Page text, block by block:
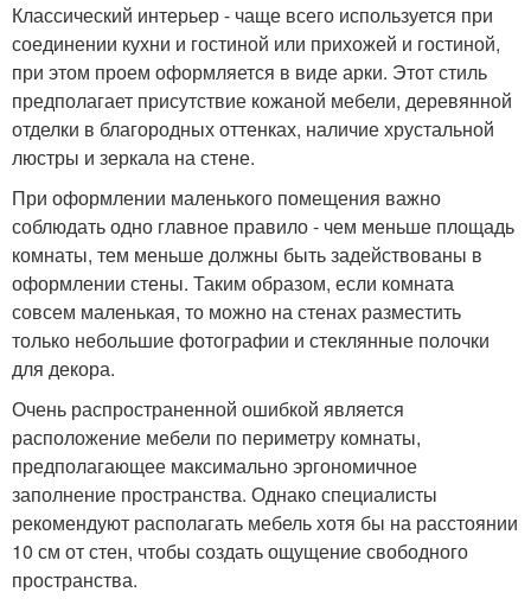
Классический интерьер - чаще всего используется при
соединении кухни и гостиной или прихожей и гостиной,
при этом проем оформляется в виде арки. Этот стиль
предполагает присутствие кожаной мебели, деревянной
отделки в благородных оттенках, наличие хрустальной
люстры и зеркала на стене.
При оформлении маленького помещения важно
соблюдать одно главное правило - чем меньше площадь
комнаты, тем меньше должны быть задействованы в
оформлении стены. Таким образом, если комната
совсем маленькая, то можно на стенах разместить
только небольшие фотографии и стеклянные полочки
для декора.
Очень распространенной ошибкой является
расположение мебели по периметру комнаты,
предполагающее максимально эргономичное
заполнение пространства. Однако специалисты
рекомендуют располагать мебель хотя бы на расстоянии
10 см от стен, чтобы создать ощущение свободного
пространства.